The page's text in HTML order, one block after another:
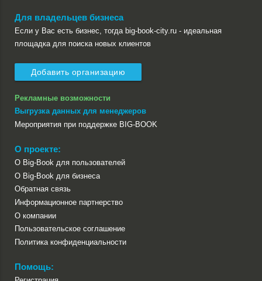
Для владельцев бизнеса
Если у Вас есть бизнес, тогда big-book-city.ru - идеальная
площадка для поиска новых клиентов
Добавить организацию
Рекламные возможности
Выгрузка данных для менеджеров
Мероприятия при поддержке BIG-BOOK
О проекте:
О Big-Book для пользователей
О Big-Book для бизнеса
Обратная связь
Информационное партнерство
О компании
Пользовательское соглашение
Политика конфиденциальности
Помощь: